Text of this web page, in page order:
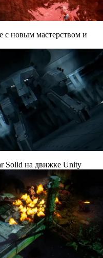
с новым мастерством и
Solid на движке Unity